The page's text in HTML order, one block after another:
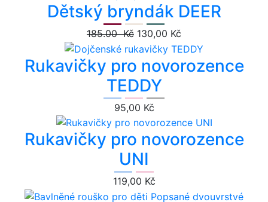
Dětský bryndák DEER
185.00 Kč 130,00 Kč
Rukavičky pro novorozence
TEDDY
95,00 Kč
Rukavičky pro novorozence
UNI
119,00 Kč